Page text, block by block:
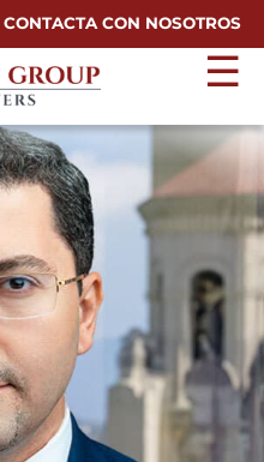
Content
CONTACTA CON NOSOTROS
☰